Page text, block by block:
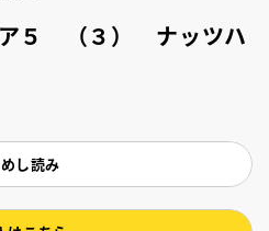
５ （３） ナッツハ
し読み